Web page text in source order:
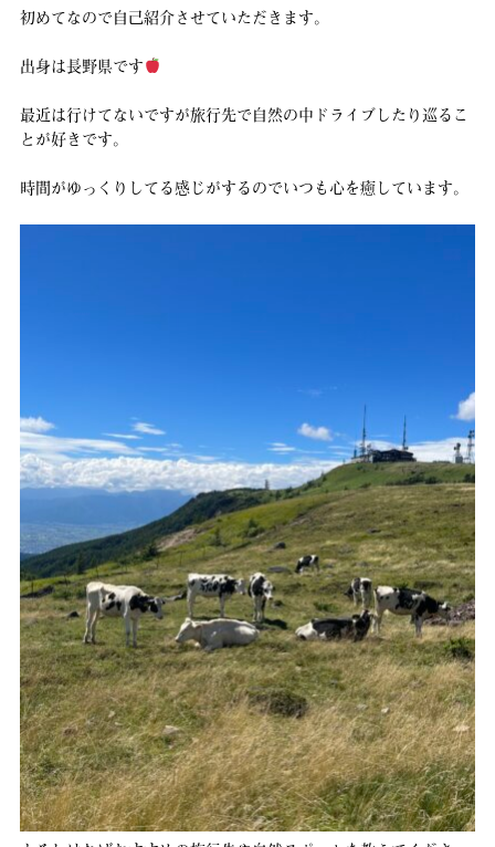
初めてなので自己紹介させていただきます。
出身は長野県です
最近は行けてないですが旅行先で自然の中ドライブしたり巡るこ
とが好きです。
時間がゆっくりしてる感じがするのでいつも心を癒しています。